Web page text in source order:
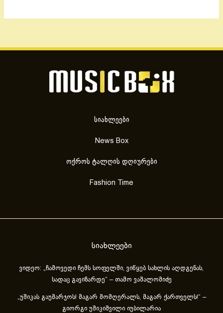
სიახლეები
News Box
ოქროს ტალღის დღიურები
Fashion Time
სიახლეები
ვიდეო: „ჩამოვედი ჩემს სოფელში, ვიწყებ სახლის აღდგენას,
სადაც გავიზარდე“ – თამო ვაშალომიძე
„უშიკას გაუმარჯოს! მაგარ მომღერალს, მაგარ ქართველს!“ –
გიორგი უშიკიშვილი იუბილარია